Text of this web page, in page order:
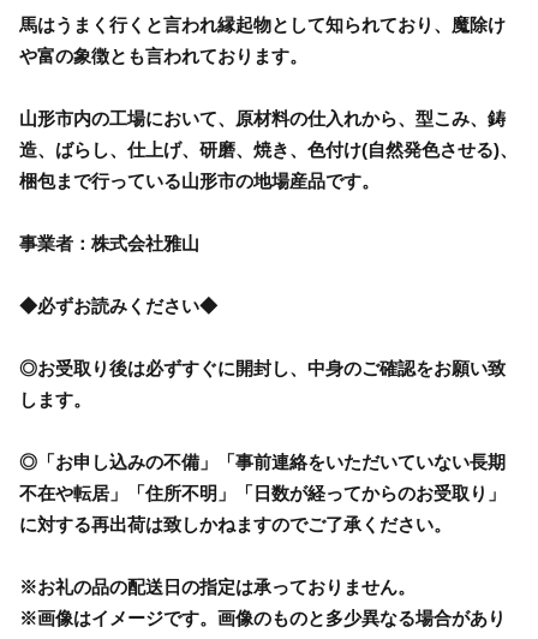
馬はうまく行くと言われ縁起物として知られており、魔除け
や富の象徴とも言われております。
山形市内の工場において、原材料の仕入れから、型こみ、鋳
造、ばらし、仕上げ、研磨、焼き、色付け(自然発色させる)、
梱包まで行っている山形市の地場産品です。
事業者：株式会社雅山
◆必ずお読みください◆
◎お受取り後は必ずすぐに開封し、中身のご確認をお願い致
します。
◎「お申し込みの不備」「事前連絡をいただいていない長期
不在や転居」「住所不明」「日数が経ってからのお受取り」
に対する再出荷は致しかねますのでご了承ください。
※お礼の品の配送日の指定は承っておりません。
※画像はイメージです。画像のものと多少異なる場合があり